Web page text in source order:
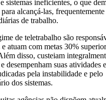
sistemas ineficientes, o que
alcançá-las,
de trabalho.
de teletrabalho são
atuam com metas 30%
disso, custeiam
desempenham suas atividades
pela instabilidade e pelo
dos sistemas.